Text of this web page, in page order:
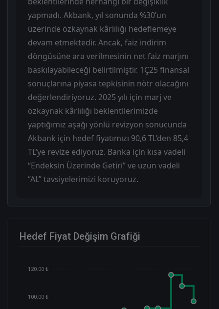
yapmadı. Akbank, yıl sonunda %30’un
üzerinde özkaynak kârlılığı hedeflemeye
devam etmektedir. Ancak, faiz indirim
döngüsüne ara verilmesinin net faiz marjını
baskılayabileceği belirtilmiştir. 1Ç25 finansal
sonuçlarına piyasa tepkisinin nötr olacağını
değerlendiriyoruz. 2025 yılı için marj ve
özkaynak kârlılığı beklentilerimizde
yaptığımız aşağı yönlü revizyon sonucunda
Akbank için hedef fiyatımızı 90,6 TL’den 85,4
TL’ye revize ediyoruz. Banka için kısa vadeli
“Endeksin Üzerinde Getiri” ve uzun vadeli
“AL” tavsiyelerimizi koruyoruz.
Hedef Fiyat Değişim Grafiği
120.00 ₺
100.00 ₺